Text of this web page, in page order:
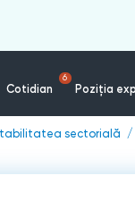
Cotidian
6
Poziția
sectorială